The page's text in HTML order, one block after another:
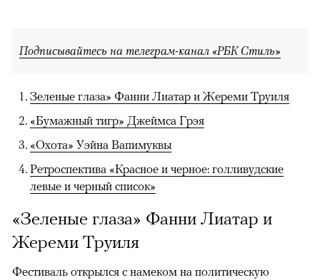
Подписывайтесь на телеграм-канал «РБК Стиль»
Зеленые глаза» Фанни Лиатар и Жереми Труиля
«Бумажный тигр» Джеймса Грэя
«Охота» Уэйна Вапимуквы
Ретроспектива «Красное и черное: голливудские
левые и черный список»
«Зеленые глаза» Фанни Лиатар и
Жереми Труиля
Фестиваль открылся с намеком на политическую